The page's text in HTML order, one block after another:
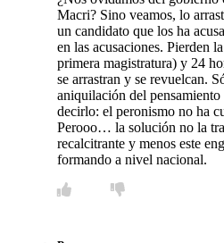
Macri? Sino veamos, lo
un candidato que los ha
en las acusaciones. Pierden
primera magistratura) y 24
se arrastran y se revuelcan.
aniquilación del
decirlo: el peronismo no ha
Perooo… la solución no la
recalcitrante y menos este
formando a nivel nacional.